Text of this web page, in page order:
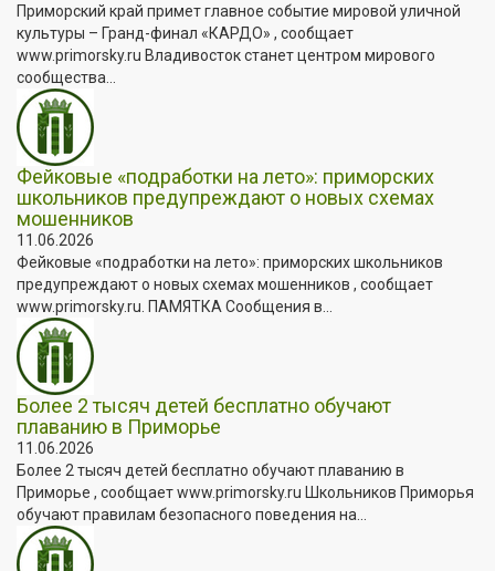
Приморский край примет главное событие мировой уличной
культуры – Гранд-финал «КАРДО» , сообщает
www.primorsky.ru Владивосток станет центром мирового
сообщества...
Фейковые «подработки на лето»: приморских
школьников предупреждают о новых схемах
мошенников
11.06.2026
Фейковые «подработки на лето»: приморских школьников
предупреждают о новых схемах мошенников , сообщает
www.primorsky.ru. ПАМЯТКА Сообщения в...
Более 2 тысяч детей бесплатно обучают
плаванию в Приморье
11.06.2026
Более 2 тысяч детей бесплатно обучают плаванию в
Приморье , сообщает www.primorsky.ru Школьников Приморья
обучают правилам безопасного поведения на...